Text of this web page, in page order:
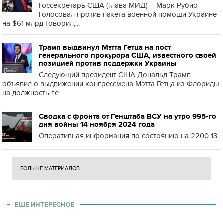
Госсекретарь США (глава МИД) – Марк Рубио
Голосовал против пакета военной помощи Украине
на $61 млрд Говорил,...
Трамп выдвинул Мэтта Гетца на пост
генерального прокурора США, известного своей
позицией против поддержки Украины
Следующий президент США Дональд Трамп
объявил о выдвижении конгрессмена Мэтта Гетца из Флориды
на должность ге...
Сводка с фронта от Генштаба ВСУ на утро 995-го
дня войны 14 ноября 2024 года
Оперативная информация по состоянию на 2200 13
БОЛЬШЕ МАТЕРИАЛОВ
ЕЩЕ ИНТЕРЕСНОЕ